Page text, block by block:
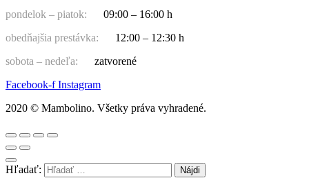
pondelok – piatok:
09:00 – 16:00 h
obedňajšia prestávka:
12:00 – 12:30 h
sobota – nedeľa:
zatvorené
Facebook-f Instagram
2020 © Mambolino. Všetky práva vyhradené.
Hľadať: